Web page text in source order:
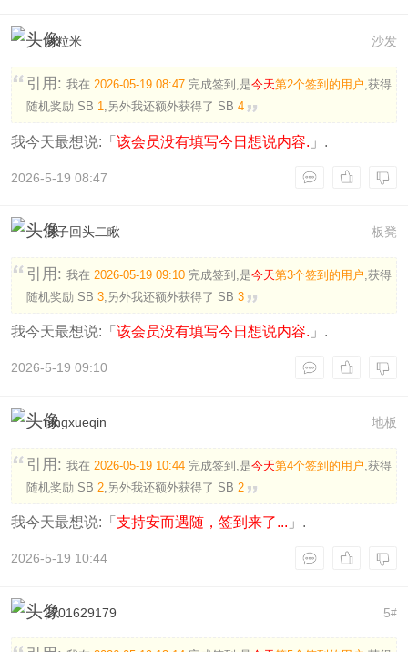
沙发
两粒米
引用: 我在 2026-05-19 08:47完成签到,是今天第2个签到的用户 ,获得
随机奖励 SB 1 ,另外我还额外获得了 SB 4
我今天最想说:「 该会员没有填写今日想说内容. 」.
2026-5-19 08:47
板凳
浪子回头二瞅
引用: 我在 2026-05-19 09:10完成签到,是今天第3个签到的用户 ,获得
随机奖励 SB 3,另外我还额外获得了 SB 3
我今天最想说:「 该会员没有填写今日想说内容. 」.
2026-5-19 09:10
地板
ningxueqin
引用: 我在 2026-05-19 10:44完成签到,是今天第4个签到的用户 ,获得
随机奖励 SB 2,另外我还额外获得了 SB 2
我今天最想说:「 支持安而遇随，签到来了... 」.
2026-5-19 10:44
5#
2701629179